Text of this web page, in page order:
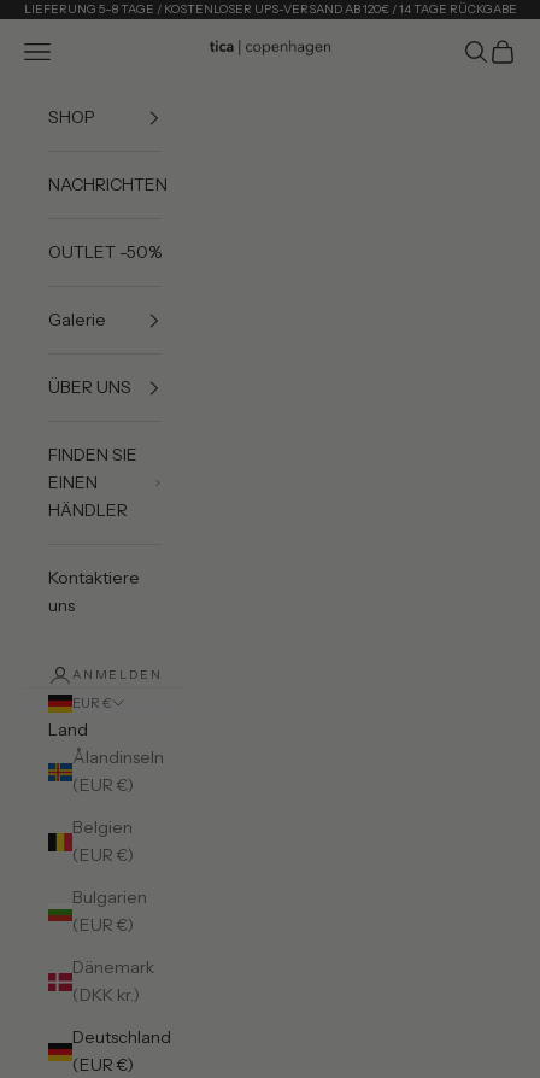
Zum Inhalt springen
LIEFERUNG 5–8 TAGE / KOSTENLOSER UPS-VERSAND AB 120€ / 14 TAGE RÜCKGABE
Tica Copenhagen
Menü Suchen
SHOP
NACHRICHTEN
OUTLET -50%
Galerie
ÜBER UNS
FINDEN SIE
EINEN
HÄNDLER
Kontaktiere
uns
ANMELDEN
EUR €
Land
Ålandinseln
(EUR €)
Belgien
(EUR €)
Bulgarien
(EUR €)
Dänemark
(DKK kr.)
Deutschland
(EUR €)